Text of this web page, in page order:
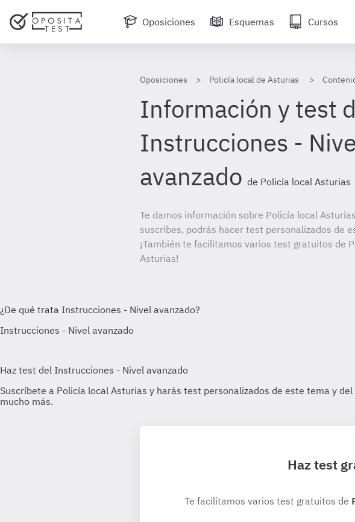
Oposiciones Esquemas Cursos
Oposiciones Policía local de Asturias
Información y test
Instrucciones -
avanzado de Policía local Asturias
Te damos información sobre Policía local
suscribes, podrás hacer test personalizados de
¡También te facilitamos varios test gratuitos de
Asturias!
Haz test
Te facilitamos varios test gratuitos de